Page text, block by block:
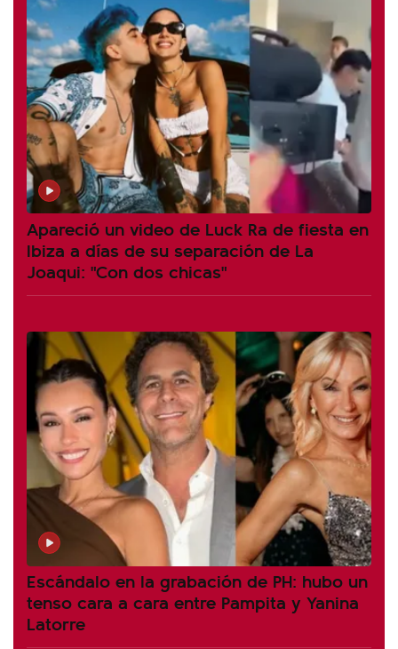
Apareció un video de Luck Ra de fiesta en
Ibiza a días de su separación de La
Joaqui: "Con dos chicas"
Escándalo en la grabación de PH: hubo un
tenso cara a cara entre Pampita y Yanina
Latorre